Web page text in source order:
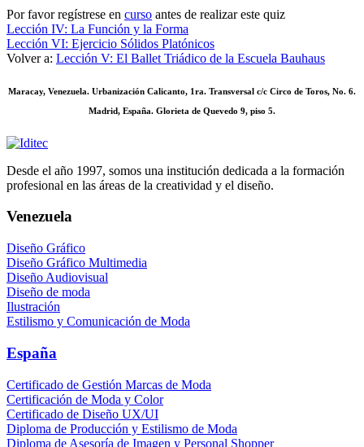
Por favor regístrese en curso antes de realizar este quiz
Lección IV: La Función y la Forma
Lección VI: Ejercicio Sólidos Platónicos
Volver a: Lección V: El Ballet Triádico de la Escuela Bauhaus
Maracay, Venezuela. Urbanización Calicanto, 1ra. Transversal c/c Circo de Toros, No. 6.
Madrid, España. Glorieta de Quevedo 9, piso 5.
Desde el año 1997, somos una institución dedicada a la formación
profesional en las áreas de la creatividad y el diseño.
Venezuela
Diseño Gráfico
Diseño Gráfico Multimedia
Diseño Audiovisual
Diseño de moda
Ilustración
Estilismo y Comunicación de Moda
España
Certificado de Gestión Marcas de Moda
Certificación de Moda y Color
Certificado de Diseño UX/UI
Diploma de Producción y Estilismo de Moda
Diploma de Asesoría de Imagen y Personal Shopper